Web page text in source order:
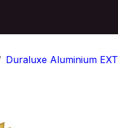
Duraluxe Aluminium EXT